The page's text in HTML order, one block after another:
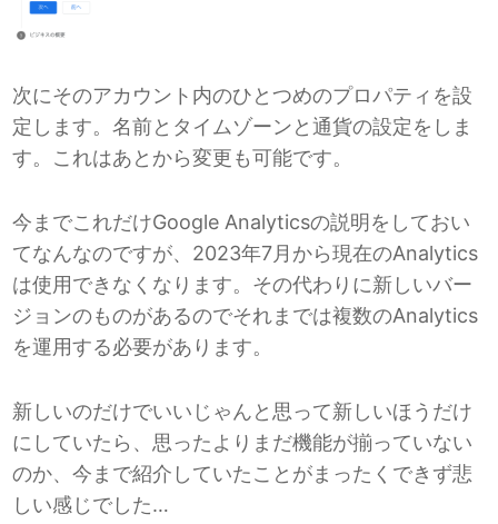
次にそのアカウント内のひとつめのプロパティを設
定します。名前とタイムゾーンと通貨の設定をしま
す。これはあとから変更も可能です。
今までこれだけGoogle Analyticsの説明をしておい
てなんなのですが、2023年7月から現在のAnalytics
は使用できなくなります。その代わりに新しいバー
ジョンのものがあるのでそれまでは複数のAnalytics
を運用する必要があります。
新しいのだけでいいじゃんと思って新しいほうだけ
にしていたら、思ったよりまだ機能が揃っていない
のか、今まで紹介していたことがまったくできず悲
しい感じでした…